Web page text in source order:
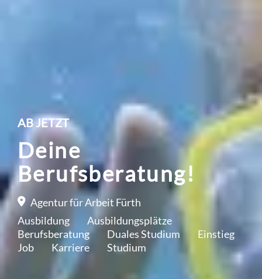
AB JETZT
Deine
Berufsberatung!
Agentur für Arbeit Fürth
Ausbildung
Ausbildungsplätze
Berufsberatung
Duales Studium
Einstieg
Job
Karriere Studium